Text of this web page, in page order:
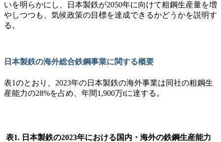
いを明らかにし、日本製鉄が2050年に向けて粗鋼生産量を増
やしつつも、気候政策の目標を達成できるかどうかを説明す
る。
日本製鉄の海外総合鉄鋼事業に関する概要
表1のとおり、2023年の日本製鉄の海外事業は同社の粗鋼生
産能力の28%を占め、年間1,900万tに達する。
表1. 日本製鉄の2023年における国内・海外の鉄鋼生産能力